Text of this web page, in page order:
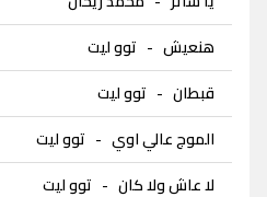
هنعيش - توو ليت
قبطان - توو ليت
الموج عالي اوي - توو ليت
لا عاش ولا كان - توو ليت